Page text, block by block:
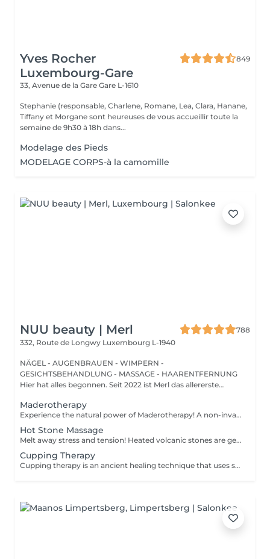
Yves Rocher
Luxembourg-Gare
849
33, Avenue de la Gare Gare L-1610
Stephanie (responsable, Charlene, Romane, Lea, Clara, Hanane,
Tiffany et Morgane sont heureuses de vous accueillir toute la
semaine de 9h30 à 18h dans...
Modelage des Pieds
MODELAGE CORPS-à la camomille
NUU beauty | Merl
788
332, Route de Longwy Luxembourg L-1940
NÄGEL - AUGENBRAUEN - WIMPERN -
GESICHTSBEHANDLUNG - MASSAGE - HAARENTFERNUNG
Hier hat alles begonnen. Seit 2022 ist Merl das allererste
Maderotherapy
Experience the natural power of Maderotherapy! A non-invasive massage technique using wooden tools. It improves circulation and lymphatic drainage, reduces cellulite, helps contour the body, and eliminates excess fluid. Types: - Brazilian: focuses on legs and glutes, helps shape the silhouette; - Abdomen: reduces volume and firms the skin; - Full body: promotes relaxation and overall recovery. Age restrictions: recommended to do from 16 years old. Post-procedure recommendations: do not do sports and any sharp movement for 2-3 hours after the procedure. Frequency: 2-3 times per week, 8-10 sessions. Repeat once in 3-6 months. Contraindications: pregnancy, inflammation, acne, varicose veins in the acute stage.
Hot Stone Massage
Melt away stress and tension! Heated volcanic stones are gently placed and massaged over the body to warm the muscles, increase circulation, and promote a deep state of relaxation. Perfect for relieving tension, easing anxiety, and restoring inner calm. Age restrictions: there are no age restrictions for this procedure. Post procedure recommendations: do not do sport and any sharp movements 2-3 hours after the procedure. Frequency: 1-2 times per week, 10 times in total. Repeat once in 3-6 months.
Cupping Therapy
Cupping therapy is an ancient healing technique that uses special cups to create gentle suction on the skin. This suction promotes blood flow, relieves muscle tension, reduces inflammation, and supports deep relaxation. The treatment can help release toxins, improve circulation, and ease chronic pain or stiffness. *Please note that cupping therapy could just be added to a massage service with includes back massage.